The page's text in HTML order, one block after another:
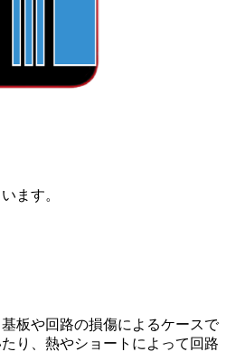
ます。
板や回路の損傷によるケースで
り、熱やショートによって回路